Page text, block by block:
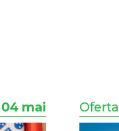
04 mai